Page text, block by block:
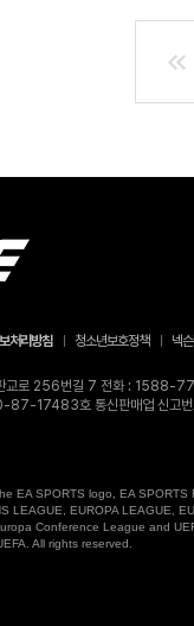
처리방침 청소년보호정책 넥
구 판교로 256번길 7 전화 :
17483호 통신판매업 신고
EA SPORTS logo, EA
LEAGUE, EUROPA LEAGUE,
Conference League and
All rights reserved.